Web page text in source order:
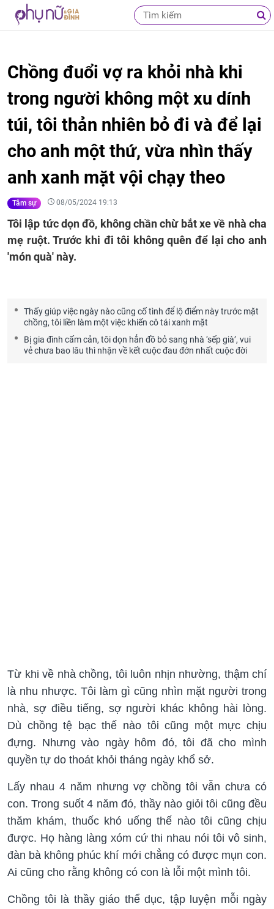
Chồng đuổi vợ ra khỏi nhà khi
trong người không một xu dính
túi, tôi thản nhiên bỏ đi và để lại
cho anh một thứ, vừa nhìn thấy
anh xanh mặt vội chạy theo
Tâm sự 08/05/2024 19:13
Tôi lập tức dọn đồ, không chần chừ bắt xe về nhà cha
mẹ ruột. Trước khi đi tôi không quên để lại cho anh
'món quà' này.
Thấy giúp việc ngày nào cũng cố tình để lộ điểm này trước mặt
chồng, tôi liền làm một việc khiến cô tái xanh mặt
Bị gia đình cấm cản, tôi dọn hẳn đồ bỏ sang nhà ‘sếp già’, vui
vẻ chưa bao lâu thì nhận về kết cuộc đau đớn nhất cuộc đời
Từ khi về nhà chồng, tôi luôn nhịn nhường, thậm chí
là nhu nhược. Tôi làm gì cũng nhìn mặt người trong
nhà, sợ điều tiếng, sợ người khác không hài lòng.
Dù chồng tệ bạc thế nào tôi cũng một mực chịu
đựng. Nhưng vào ngày hôm đó, tôi đã cho mình
quyền tự do thoát khỏi tháng ngày khổ sở.
Lấy nhau 4 năm nhưng vợ chồng tôi vẫn chưa có
con. Trong suốt 4 năm đó, thầy nào giỏi tôi cũng đều
thăm khám, thuốc khó uống thế nào tôi cũng chịu
được. Họ hàng làng xóm cứ thi nhau nói tôi vô sinh,
đàn bà không phúc khí mới chẳng có được mụn con.
Ai cũng cho rằng không có con là lỗi một mình tôi.
Chồng tôi là thầy giáo thể dục, tập luyện mỗi ngày